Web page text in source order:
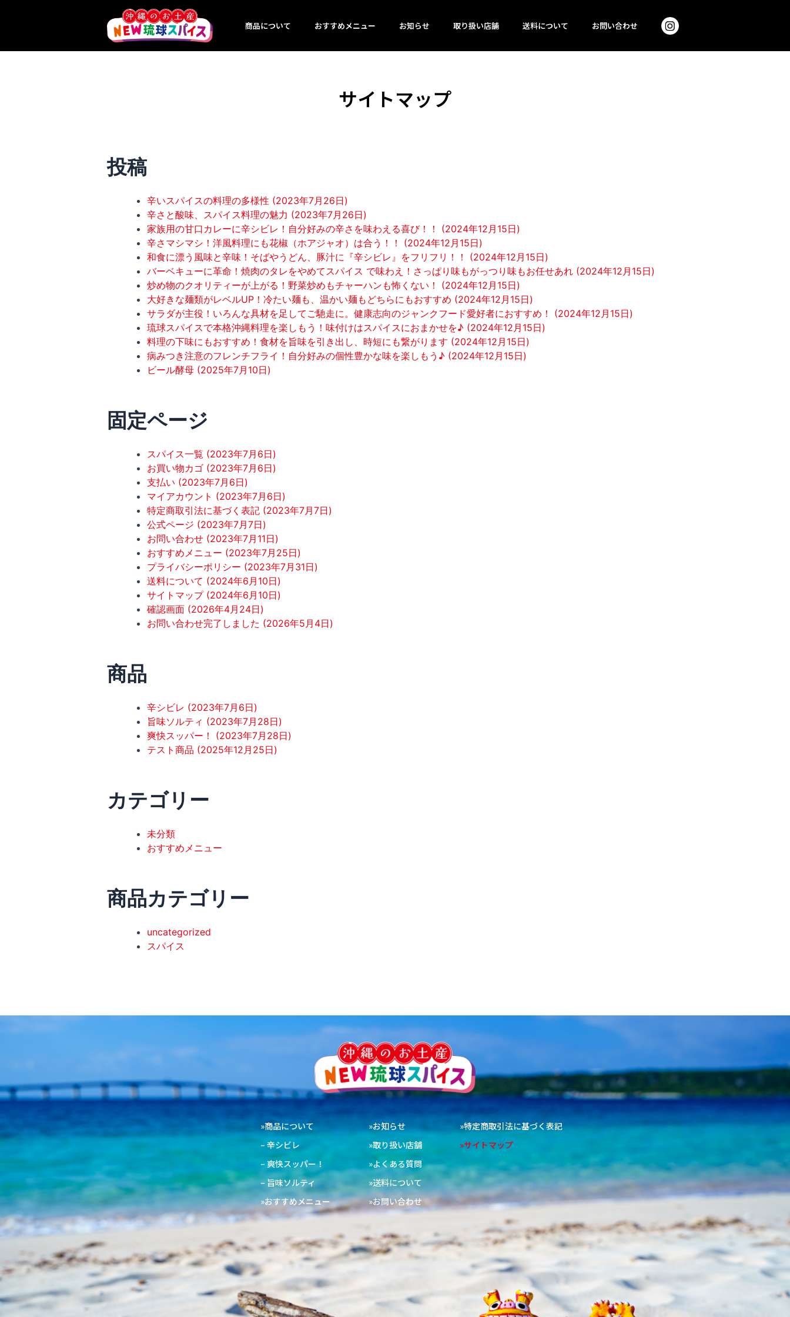
ス
商品について おすすめメニュー お知らせ 取り扱い店舗 送料について お問い合わせ
サイトマップ
投稿
辛いスパイスの料理の多様性 (2023年7月26日)
辛さと酸味、スパイス料理の魅力 (2023年7月26日)
家族用の甘口カレーに辛シビレ！自分好みの辛さを味わえる喜び！！ (2024年12月15日)
辛さマシマシ！洋風料理にも花椒（ホアジャオ）は合う！！ (2024年12月15日)
和食に漂う風味と辛味！そばやうどん、豚汁に『辛シビレ』をフリフリ！！ (2024年12月15日)
バーベキューに革命！焼肉のタレをやめてスパイス で味わえ！さっぱり味もがっつり味もお任せあれ (2024年12月15日)
炒め物のクオリティーが上がる！野菜炒めもチャーハンも怖くない！ (2024年12月15日)
大好きな麺類がレベルUP！冷たい麺も、温かい麺もどちらにもおすすめ (2024年12月15日)
サラダが主役！いろんな具材を足してご馳走に。健康志向のジャンクフード愛好者におすすめ！ (2024年12月15日)
琉球スパイスで本格沖縄料理を楽しもう！味付けはスパイスにおまかせを♪ (2024年12月15日)
料理の下味にもおすすめ！食材を旨味を引き出し、時短にも繋がります (2024年12月15日)
病みつき注意のフレンチフライ！自分好みの個性豊かな味を楽しもう♪ (2024年12月15日)
ビール酵母 (2025年7月10日)
固定ページ
スパイス一覧 (2023年7月6日)
お買い物カゴ (2023年7月6日)
支払い (2023年7月6日)
マイアカウント (2023年7月6日)
特定商取引法に基づく表記 (2023年7月7日)
公式ページ (2023年7月7日)
お問い合わせ (2023年7月11日)
おすすめメニュー (2023年7月25日)
プライバシーポリシー (2023年7月31日)
送料について (2024年6月10日)
サイトマップ (2024年6月10日)
確認画面 (2026年4月24日)
お問い合わせ完了しました (2026年5月4日)
商品
辛シビレ (2023年7月6日)
旨味ソルティ (2023年7月28日)
爽快スッパー！ (2023年7月28日)
テスト商品 (2025年12月25日)
カテゴリー
未分類
おすすめメニュー
商品カテゴリー
uncategorized
スパイス
»商品について
– 辛シビレ
– 爽快スッパー！
– 旨味ソルティ
»おすすめメニュー
»お知らせ
»取り扱い店舗
»よくある質問
»送料について
»お問い合わせ
»特定商取引法に基づく表記
»サイトマップ